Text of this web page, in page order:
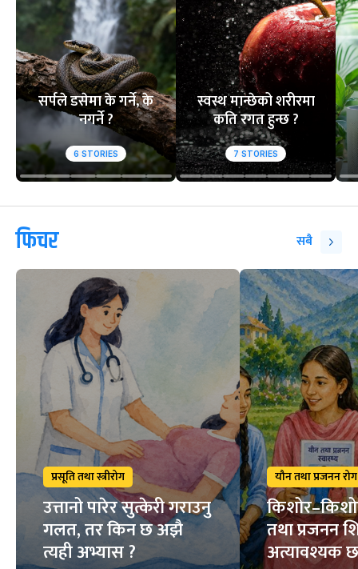
सर्पले डसेमा के गर्ने, के
नगर्ने ?
6 STORIES
स्वस्थ मान्छेको शरीरमा
कति रगत हुन्छ ?
7 STORIES
फिचर सबै
प्रसूति तथा स्त्रीरोग
उत्तानो पारेर सुत्केरी गराउनु
गलत, तर किन छ अझै
त्यही अभ्यास ?
यौन तथा प्रजनन रोग
तथा प्रजनन
अत्यावश्यक